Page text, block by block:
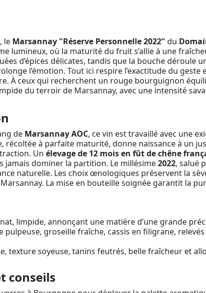
le Marsannay "Réserve Personnelle 2022" du
lumineux, où la maturité du fruit s’allie à une
d’épices délicates, tandis que la bouche déroule
l’émotion. Tout ici respire l’exactitude du
À ceux qui recherchent un rouge bourguignon
du terroir de Marsannay, avec une intensité
de Marsannay AOC, ce vin est travaillé avec une
récoltée à parfaite maturité, donne naissance à un
Un élevage de 12 mois en fût de chêne
jamais dominer la partition. Le millésime2022, salué
naturelle. Les choix œnologiques préservent la
La mise en bouteille soignée garantit la
limpide, annonçant une matière d’une grande
groseille fraîche, cassis en filigrane, relevés
texture soyeuse, tanins feutrés, belle fraîcheur et
conseils